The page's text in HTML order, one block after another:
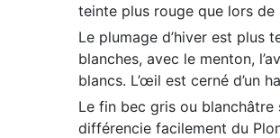
teinte plus rouge que lors de
Le plumage d’hiver est plus
blanches, avec le menton,
blancs. L’œil est cerné d’un
Le fin bec gris ou blanchâtre
différencie facilement du